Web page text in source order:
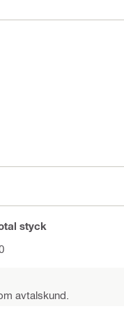
styck
avtalskund.